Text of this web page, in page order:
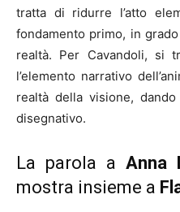
tratta di ridurre l’atto
fondamento primo, in
realtà. Per Cavandoli, si
l’elemento narrativo
realtà della visione,
disegnativo.
La parola a Anna
mostra insieme a